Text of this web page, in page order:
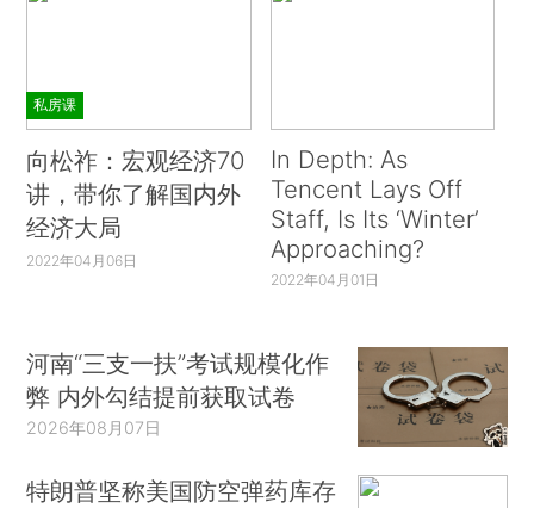
私房课
向松祚：宏观经济70
讲，带你了解国内外
经济大局
2022年04月06日
In Depth: As
Tencent Lays Off
Staff, Is Its ‘Winter’
Approaching?
2022年04月01日
河南“三支一扶”考试规模化作
弊 内外勾结提前获取试卷
2026年08月07日
特朗普坚称美国防空弹药库存